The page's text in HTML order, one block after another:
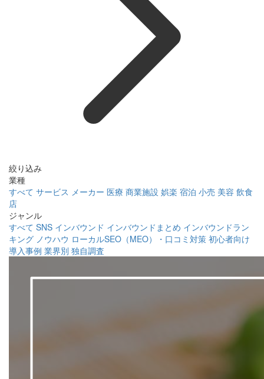
絞り込み
業種
すべて サービス メーカー 医療 商業施設 娯楽 宿泊 小売 美容 飲食
店
ジャンル
すべて SNS インバウンド インバウンドまとめ インバウンドラン
キング ノウハウ ローカルSEO（MEO）・口コミ対策 初心者向け
導入事例 業界別 独自調査